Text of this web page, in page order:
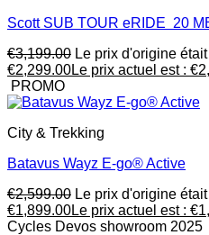
Scott SUB TOUR eRIDE 20
€3,199.00 Le prix d'origine
€2,299.00Le prix actuel est :
PROMO
City & Trekking
Batavus Wayz E-go® Active
€2,599.00 Le prix d'origine
€1,899.00Le prix actuel est :
Cycles Devos showroom 2025